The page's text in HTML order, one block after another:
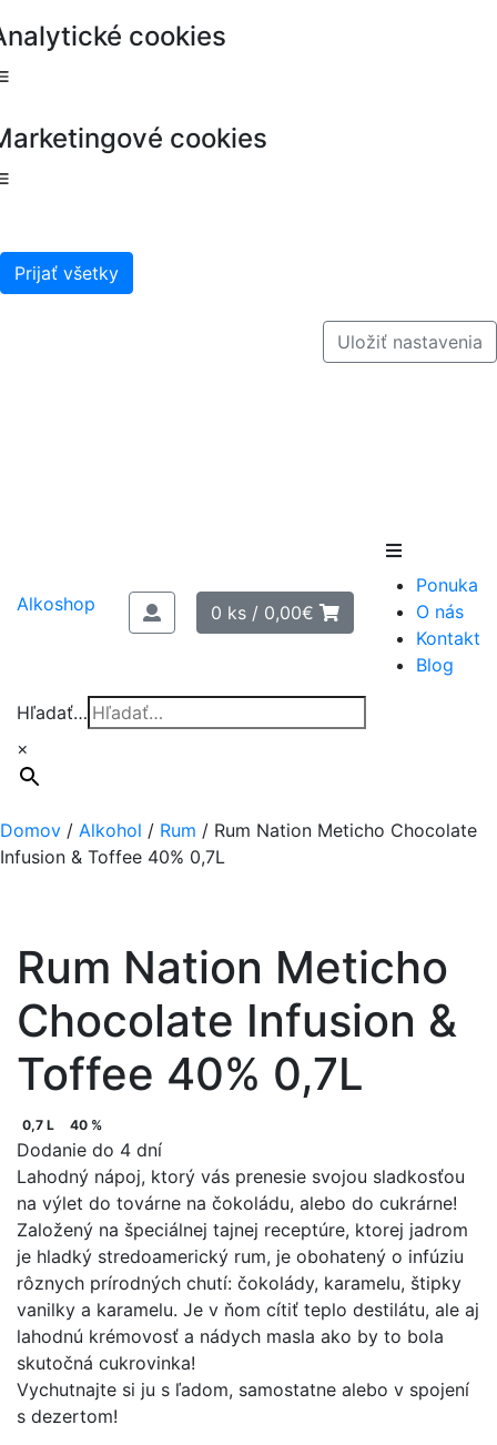
cookies
cookies
Prijať všetky
Uložiť nastavenia
content
Alkoshop 0 ks / 0,00€
Ponuka
O nás
Kontakt
Blog
Hľadať…
×
Domov / Alkohol / Rum / Rum Nation Meticho Chocolate
Infusion & Toffee 40% 0,7L
Rum Nation Meticho
Chocolate Infusion &
Toffee 40% 0,7L
0,7 L 40 %
Dodanie do 4 dní
Lahodný nápoj, ktorý vás prenesie svojou sladkosťou
na výlet do továrne na čokoládu, alebo do cukrárne!
Založený na špeciálnej tajnej receptúre, ktorej jadrom
je hladký stredoamerický rum, je obohatený o infúziu
rôznych prírodných chutí: čokolády, karamelu, štipky
vanilky a karamelu. Je v ňom cítiť teplo destilátu, ale aj
lahodnú krémovosť a nádych masla ako by to bola
skutočná cukrovinka!
Vychutnajte si ju s ľadom, samostatne alebo v spojení
s dezertom!